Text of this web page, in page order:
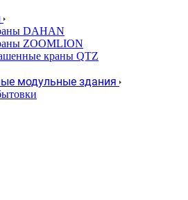
DAHAN
ZOOMLION
краны QTZ
модульные здания